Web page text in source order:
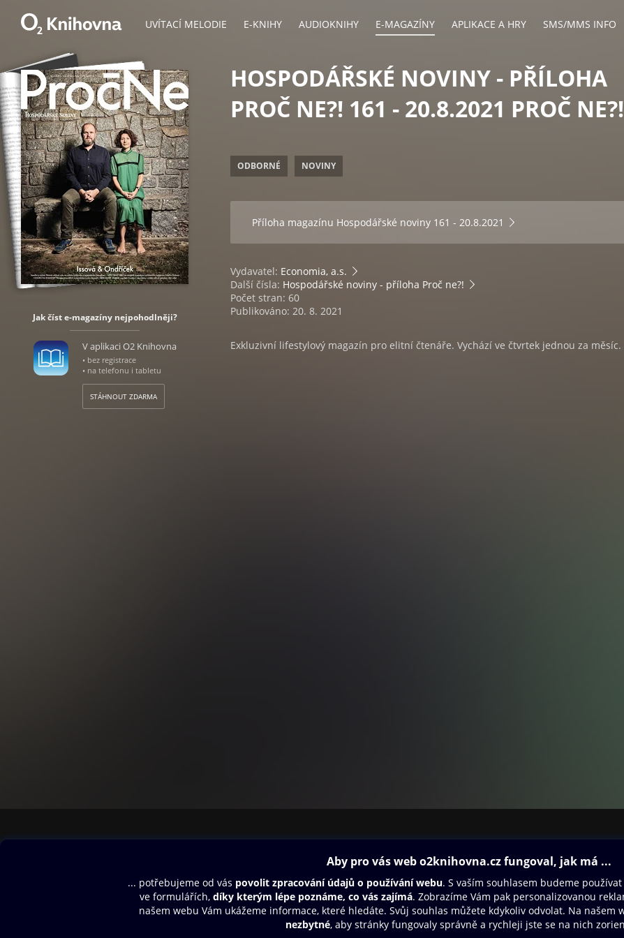
UVÍTACÍ MELODIE E-KNIHY AUDIOKNIHY E-MAGAZÍNY APLIKACE A HRY SMS/MMS INFO
Jak číst e-magazíny nejpohodlněji?
V aplikaci O2 Knihovna
• bez registrace
• na telefonu i tabletu
STÁHNOUT ZDARMA
HOSPODÁŘSKÉ NOVINY - PŘÍLOHA
PROČ NE?! 161 - 20.8.2021 PROČ NE?!
ODBORNÉ NOVINY
Příloha magazínu Hospodářské noviny 161 - 20.8.2021
Vydavatel: Economia, a.s.
Další čísla: Hospodářské noviny - příloha Proč ne?!
Počet stran: 60
Publikováno: 20. 8. 2021
Exkluzivní lifestylový magazín pro elitní čtenáře. Vychází ve čtvrtek jednou za měsíc.
Aplikace a hry
SMS/MMS Info
Blog
Dárkový poukaz
Nápověda
Napište nám
Oneplay Originály
Sport